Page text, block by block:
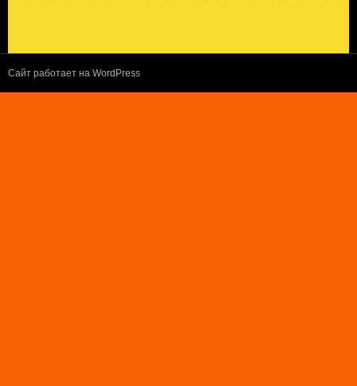
Сайт работает на WordPress